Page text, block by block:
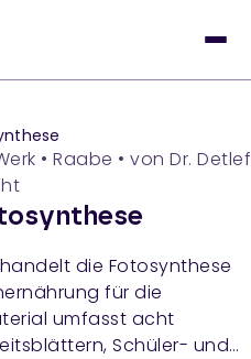
• Raabe • von Dr. Detlef
die Fotosynthese
für die
umfasst acht
Schüler- und